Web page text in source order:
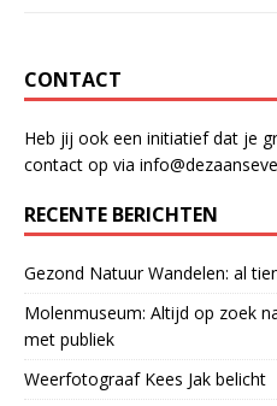
k
CONTACT
Heb jij ook een initiatief dat je
contact op via
RECENTE BERICHTEN
Gezond Natuur Wandelen: al
Molenmuseum: Altijd op zoek
met publiek
Weerfotograaf Kees Jak belicht